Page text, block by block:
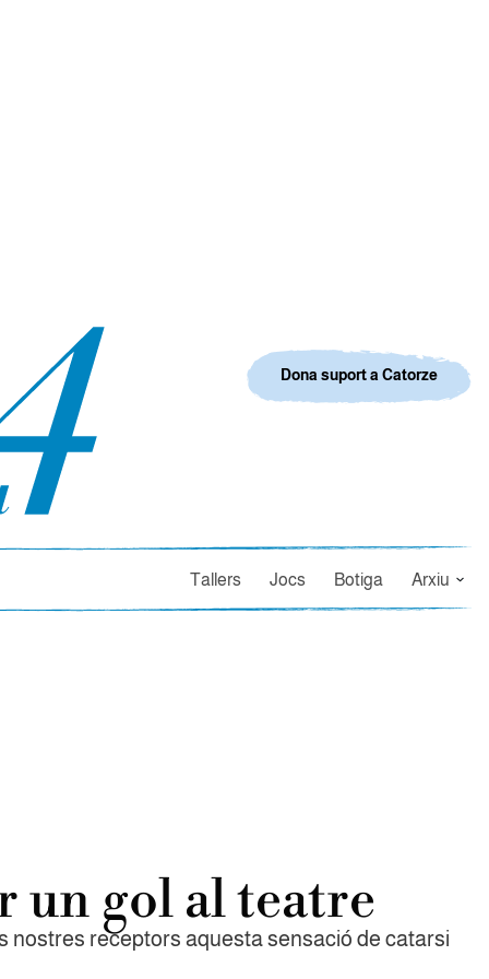
Tallers Jocs Botiga Arxiu
Dona suport a Catorze
un gol al teatre
nostres receptors aquesta sensació de catarsi